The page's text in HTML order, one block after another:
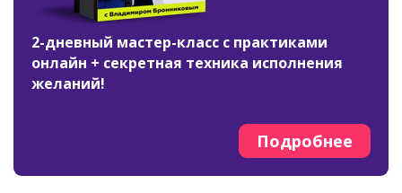
2-дневный мастер-класс с практиками
онлайн + секретная техника исполнения
желаний!
Подробнее